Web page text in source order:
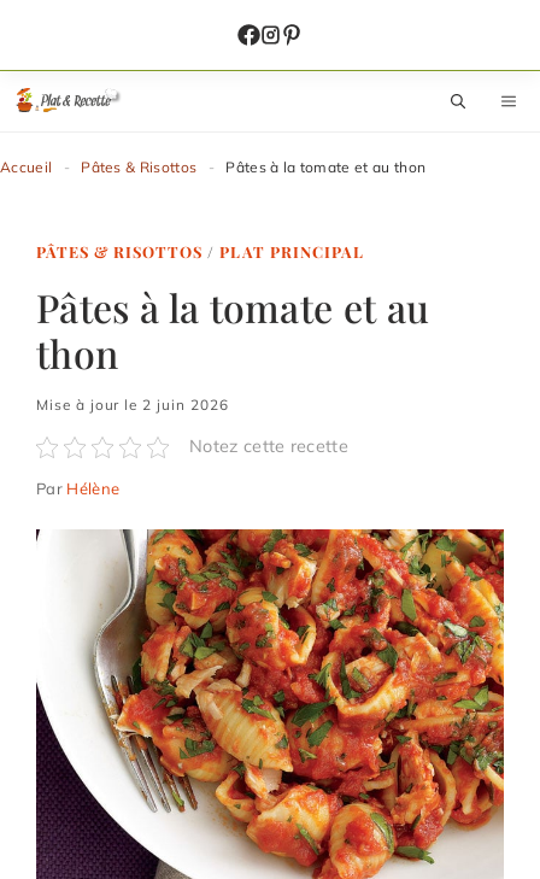
contenu
Accueil - Pâtes & Risottos - Pâtes à la tomate et au thon
PÂTES & RISOTTOS /PLAT PRINCIPAL
Pâtes à la tomate et au
thon
Mise à jour le 2 juin 2026
Notez cette recette
Par Hélène